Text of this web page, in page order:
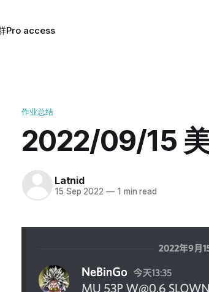
Pro access
作业总结
2022/09/15
Latnid
15 Sep 2022 —1 min read